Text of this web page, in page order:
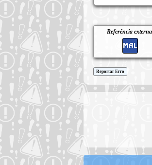
Referência
Reportar Erro